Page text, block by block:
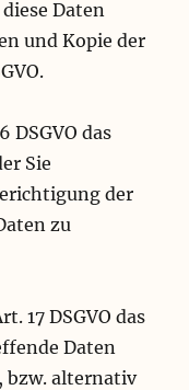
Daten
und Kopie der
DSGVO das
Sie
der
zu
17 DSGVO das
Daten
bzw. alternativ